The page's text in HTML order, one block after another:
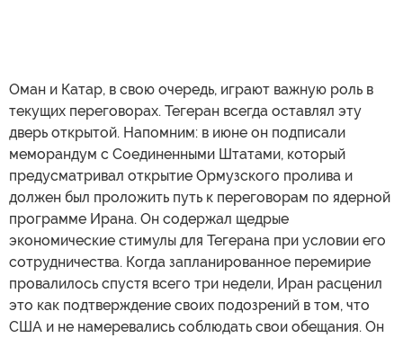
Оман и Катар, в свою очередь, играют важную роль в
текущих переговорах. Тегеран всегда оставлял эту
дверь открытой. Напомним: в июне он подписали
меморандум с Соединенными Штатами, который
предусматривал открытие Ормузского пролива и
должен был проложить путь к переговорам по ядерной
программе Ирана. Он содержал щедрые
экономические стимулы для Тегерана при условии его
сотрудничества. Когда запланированное перемирие
провалилось спустя всего три недели, Иран расценил
это как подтверждение своих подозрений в том, что
США и не намеревались соблюдать свои обещания. Он